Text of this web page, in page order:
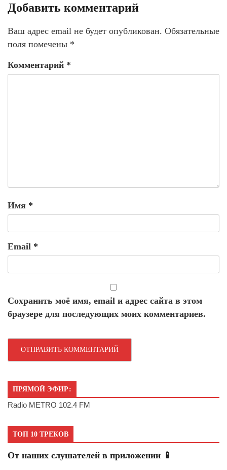
Добавить комментарий
Ваш адрес email не будет опубликован. Обязательные
поля помечены *
Комментарий *
Имя *
Email *
Сохранить моё имя, email и адрес сайта в этом
браузере для последующих моих комментариев.
ПРЯМОЙ ЭФИР:
Radio METRO 102.4 FM
ТОП 10 ТРЕКОВ
От наших слушателей в приложении 📱